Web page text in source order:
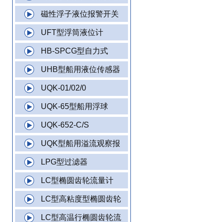
磁性浮子液位报警开关
UFT型浮筒液位计
HB-SPCG型自力式
UHB型船用液位传感器
UQK-01/02/0
UQK-65型船用浮球
UQK-652-C/S
UQK型船用溢流观察报
LPG型过滤器
LC型椭圆齿轮流量计
LC型高粘度型椭圆齿轮
LC型高温行椭圆齿轮流